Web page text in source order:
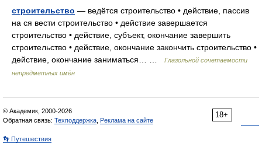
строительство — ведётся строительство • действие, пассив
на ся вести строительство • действие завершается
строительство • действие, субъект, окончание завершить
строительство • действие, окончание закончить строительство •
действие, окончание заниматься… …
Глагольной сочетаемости
непредметных имён
18+
© Академик, 2000-2026
Обратная связь: Техподдержка Реклама на сайте
👣 Путешествия